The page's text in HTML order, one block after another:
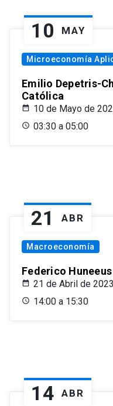
10 MAY
Microeconomía
Emilio Depetris-
Católica
10 de Mayo de
03:30 a 05:00
21 ABR
Macroeconomía
Federico
21 de Abril de 2023
14:00 a 15:30
14 ABR